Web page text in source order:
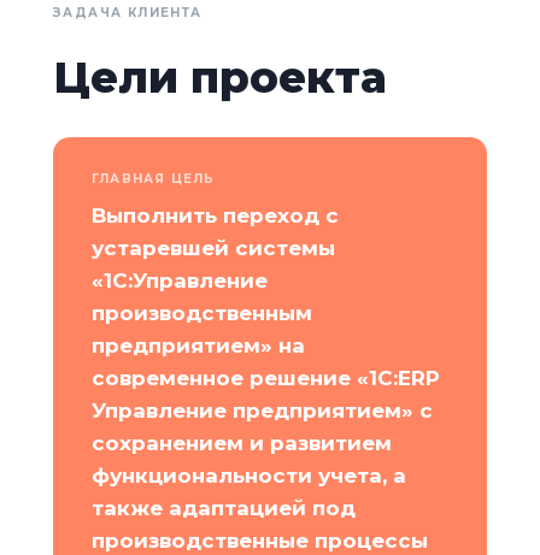
ЗАДАЧА КЛИЕНТА
Цели проекта
ГЛАВНАЯ ЦЕЛЬ
Выполнить переход с
устаревшей системы
«1С:Управление
производственным
предприятием» на
современное решение «1С:ERP
Управление предприятием» с
сохранением и развитием
функциональности учета, а
также адаптацией под
производственные процессы